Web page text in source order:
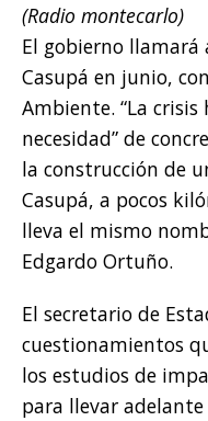
(Radio montecarlo)
El gobierno
Casupá en junio,
Ambiente. “La
necesidad” de
la construcción de
Casupá, a pocos
lleva el mismo
Edgardo Ortuño.
El secretario de
cuestionamientos
los estudios de
para llevar